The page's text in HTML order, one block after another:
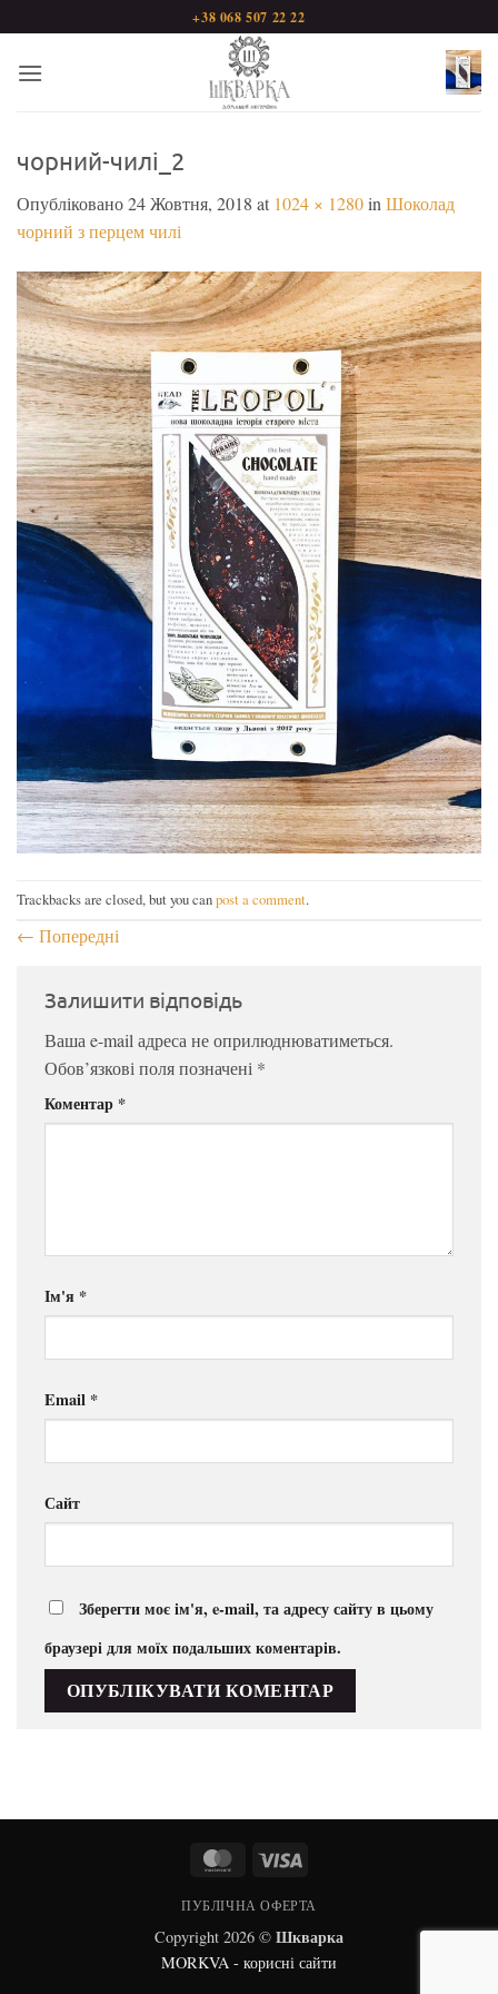
+38 068 507 22 22
чорний-чилі_2
Опубліковано24 Жовтня, 2018 at 1024 × 1280in Шоколад
чорний з перцем чилі
Trackbacks are closed, but you canpost a comment.
← Попередні
Залишити відповідь
Ваша e-mail адреса не оприлюднюватиметься.
Обов’язкові поля позначені *
Коментар *
Ім'я *
Email *
Сайт
Зберегти моє ім'я, e-mail, та адресу сайту в цьому
браузері для моїх подальших коментарів.
MasterCard
ПУБЛІЧНА ОФЕРТА
Copyright 2026 © Шкварка
MORKVA - корисні сайти